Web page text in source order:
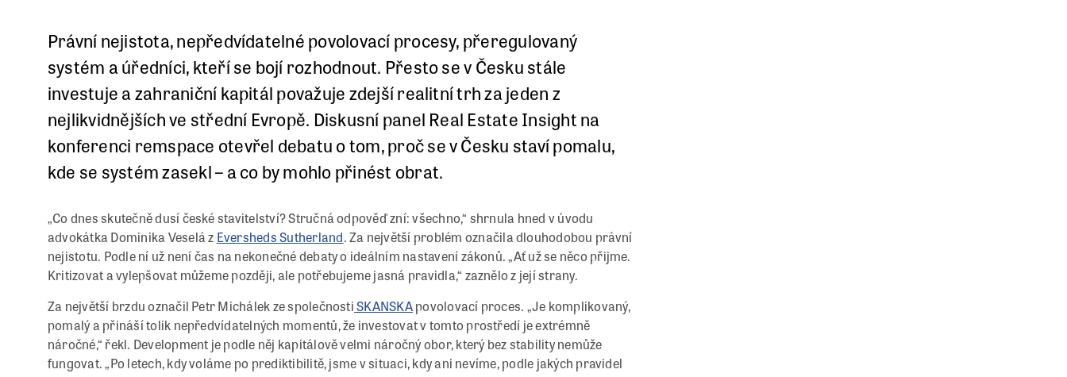
Právní nejistota, nepředvídatelné povolovací procesy, přeregulovaný
systém a úředníci, kteří se bojí rozhodnout. Přesto se v Česku stále
investuje a zahraniční kapitál považuje zdejší realitní trh za jeden z
nejlikvidnějších ve střední Evropě. Diskusní panel Real Estate Insight na
konferenci remspace otevřel debatu o tom, proč se v Česku staví pomalu,
kde se systém zasekl – a co by mohlo přinést obrat.
„Co dnes skutečně dusí české stavitelství? Stručná odpověď zní: všechno,“ shrnula hned v úvodu
advokátka Dominika Veselá z Eversheds Sutherland. Za největší problém označila dlouhodobou právní
nejistotu. Podle ní už není čas na nekonečné debaty o ideálním nastavení zákonů. „Ať už se něco přijme.
Kritizovat a vylepšovat můžeme později, ale potřebujeme jasná pravidla,“ zaznělo z její strany.
Za největší brzdu označil Petr Michálek ze společnostiSKANSKApovolovací proces. „Je komplikovaný,
pomalý a přináší tolik nepředvídatelných momentů, že investovat v tomto prostředí je extrémně
náročné,“ řekl. Development je podle něj kapitálově velmi náročný obor, který bez stability nemůže
fungovat. „Po letech, kdy voláme po prediktibilitě, jsme v situaci, kdy ani nevíme, podle jakých pravidel